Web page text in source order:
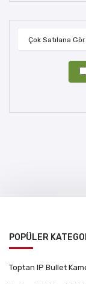
Çok Satılana
POPÜLER
Toptan IP Bullet